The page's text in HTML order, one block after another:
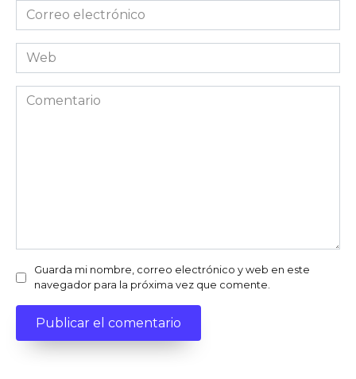
Correo
electrónico
*Web
Comentario
Guarda mi nombre, correo electrónico y web en este
navegador para la próxima vez que comente.